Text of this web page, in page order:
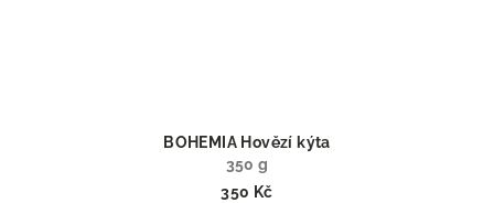
BOHEMIA Hovězí kýta
350 g
350 Kč